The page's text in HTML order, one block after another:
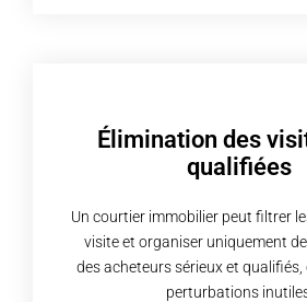
Élimination des
qualifiées
Un courtier immobilier peut filtrer
visite et organiser uniquement
des acheteurs sérieux et qualifiés,
perturbations